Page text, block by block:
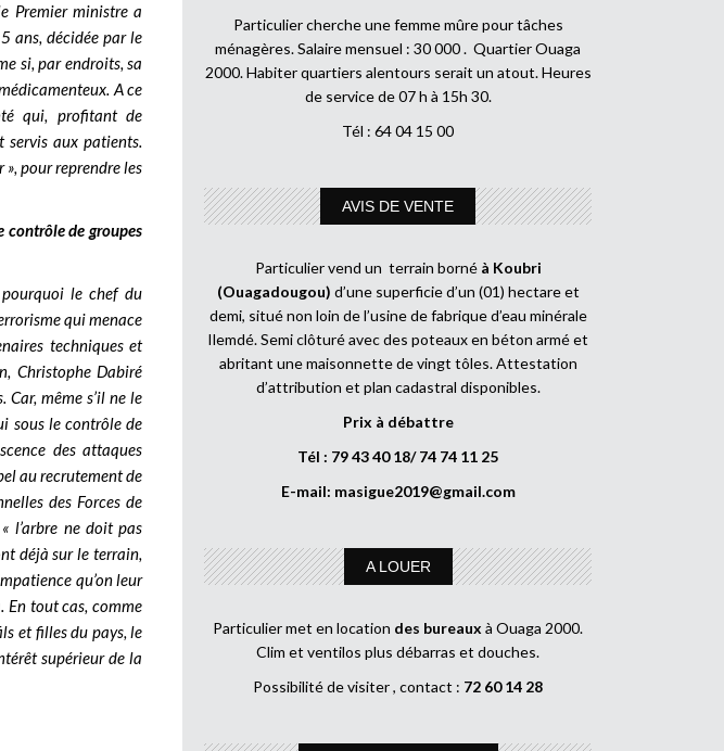
Premier ministre a
ans, décidée par le
si, par endroits, sa
A ce
qui, profitant de
servis aux patients.
pour reprendre les
contrôle de groupes
le chef du
qui menace
techniques et
Christophe Dabiré
même s’il ne le
sous le contrôle de
des attaques
au recrutement de
des Forces de
l’arbre ne doit pas
déjà sur le terrain,
qu’on leur
En tout cas, comme
et filles du pays, le
supérieur de la
Particulier cherche une femme mûre pour tâches
ménagères. Salaire mensuel : 30 000 . Quartier Ouaga
2000. Habiter quartiers alentours serait un atout. Heures
de service de 07 h à 15h 30.
Tél : 64 04 15 00
AVIS DE VENTE
Particulier vend un terrain borné à Koubri
(Ouagadougou) d’une superficie d’un (01) hectare et
demi, situé non loin de l’usine de fabrique d’eau minérale
Ilemdé. Semi clôturé avec des poteaux en béton armé et
abritant une maisonnette de vingt tôles. Attestation
d’attribution et plan cadastral disponibles.
Prix à débattre
Tél : 79 43 40 18/ 74 74 11 25
E-mail: masigue2019@gmail.com
A LOUER
Particulier met en location des bureaux à Ouaga 2000.
Clim et ventilos plus débarras et douches.
Possibilité de visiter , contact : 72 60 14 28